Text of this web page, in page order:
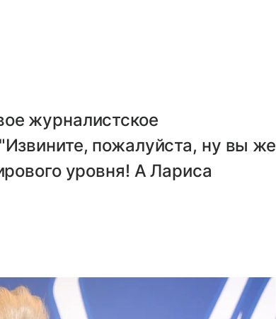
журналистское
пожалуйста, ну вы же
уровня! А Лариса